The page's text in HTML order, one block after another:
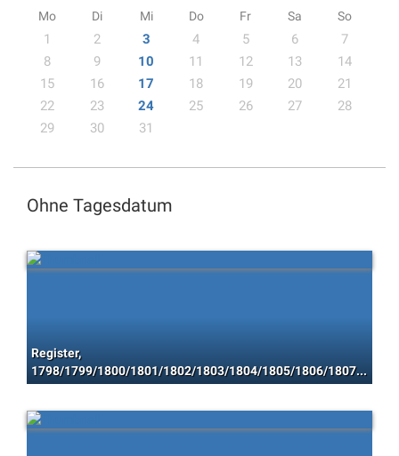
Mo Di Mi Do Fr Sa So
1 2 3 4 5 6
7
8
9 10 11 12 13
14
15
16 17 18 19 20
21
22
23 24 25 26 27
28
29
30 31
Ohne Tagesdatum
Register,
1798/1799/1800/1801/1802/1803/1804/1805/1806/1807/1808/1809/1810/1811/1812/1813/1814/1815/1816/1817/1818